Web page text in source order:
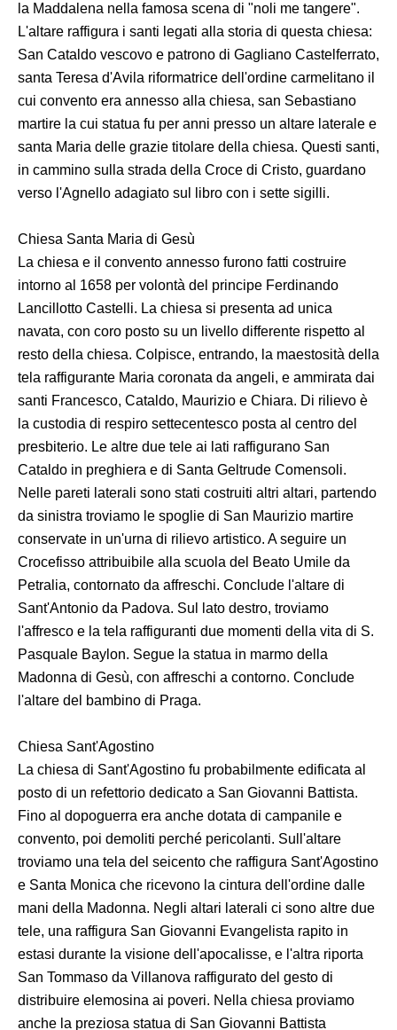
la Maddalena nella famosa scena di "noli me tangere".
L'altare raffigura i santi legati alla storia di questa chiesa:
San Cataldo vescovo e patrono di Gagliano Castelferrato,
santa Teresa d'Avila riformatrice dell'ordine carmelitano il
cui convento era annesso alla chiesa, san Sebastiano
martire la cui statua fu per anni presso un altare laterale e
santa Maria delle grazie titolare della chiesa. Questi santi,
in cammino sulla strada della Croce di Cristo, guardano
verso l'Agnello adagiato sul libro con i sette sigilli.
Chiesa Santa Maria di Gesù
La chiesa e il convento annesso furono fatti costruire
intorno al 1658 per volontà del principe Ferdinando
Lancillotto Castelli. La chiesa si presenta ad unica
navata, con coro posto su un livello differente rispetto al
resto della chiesa. Colpisce, entrando, la maestosità della
tela raffigurante Maria coronata da angeli, e ammirata dai
santi Francesco, Cataldo, Maurizio e Chiara. Di rilievo è
la custodia di respiro settecentesco posta al centro del
presbiterio. Le altre due tele ai lati raffigurano San
Cataldo in preghiera e di Santa Geltrude Comensoli.
Nelle pareti laterali sono stati costruiti altri altari, partendo
da sinistra troviamo le spoglie di San Maurizio martire
conservate in un'urna di rilievo artistico. A seguire un
Crocefisso attribuibile alla scuola del Beato Umile da
Petralia, contornato da affreschi. Conclude l'altare di
Sant'Antonio da Padova. Sul lato destro, troviamo
l'affresco e la tela raffiguranti due momenti della vita di S.
Pasquale Baylon. Segue la statua in marmo della
Madonna di Gesù, con affreschi a contorno. Conclude
l'altare del bambino di Praga.
Chiesa Sant'Agostino
La chiesa di Sant'Agostino fu probabilmente edificata al
posto di un refettorio dedicato a San Giovanni Battista.
Fino al dopoguerra era anche dotata di campanile e
convento, poi demoliti perché pericolanti. Sull'altare
troviamo una tela del seicento che raffigura Sant'Agostino
e Santa Monica che ricevono la cintura dell'ordine dalle
mani della Madonna. Negli altari laterali ci sono altre due
tele, una raffigura San Giovanni Evangelista rapito in
estasi durante la visione dell'apocalisse, e l'altra riporta
San Tommaso da Villanova raffigurato del gesto di
distribuire elemosina ai poveri. Nella chiesa proviamo
anche la preziosa statua di San Giovanni Battista